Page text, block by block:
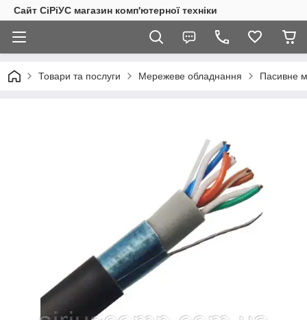
Сайт СiРiУС магазин комп'ютерної техніки
Товари та послуги Мережеве обладнання Пасивне